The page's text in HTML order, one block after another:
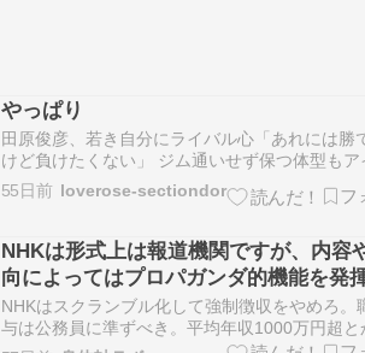
やっぱり
田原俊彦、若き自分にライバル心「あれには勝
けど負けたくない」 ジム通いせず保つ体型もア
としての自負（オリコン） - Yahoo!ニュース歌
原俊彦が、6月18日に放送されるBS11の音楽番
演する。落語家の…
55日前 loverose-sectiondor
NHKは形式上は報道機関ですが、内容
向によってはプロパガンダ的機能を発
いると評価せざるを得ません
NHKはスクランブル化して強制徴収をやめろ。
与は公務員に準ずべき。平均年収1000万円超と